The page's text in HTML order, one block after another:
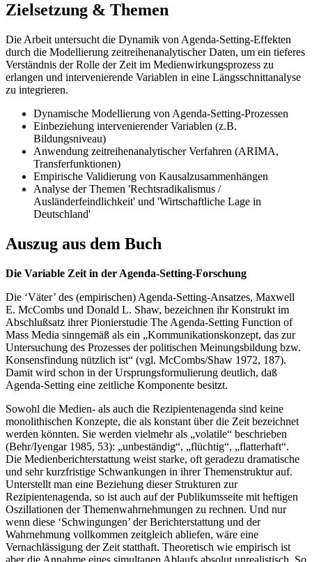
Zielsetzung & Themen
Die Arbeit untersucht die Dynamik von Agenda-Setting-Effekten
durch die Modellierung zeitreihenanalytischer Daten, um ein tieferes
Verständnis der Rolle der Zeit im Medienwirkungsprozess zu
erlangen und intervenierende Variablen in eine Längsschnittanalyse
zu integrieren.
Dynamische Modellierung von Agenda-Setting-Prozessen
Einbeziehung intervenierender Variablen (z.B.
Bildungsniveau)
Anwendung zeitreihenanalytischer Verfahren (ARIMA,
Transferfunktionen)
Empirische Validierung von Kausalzusammenhängen
Analyse der Themen 'Rechtsradikalismus /
Ausländerfeindlichkeit' und 'Wirtschaftliche Lage in
Deutschland'
Auszug aus dem Buch
Die Variable Zeit in der Agenda-Setting-Forschung
Die ‘Väter’ des (empirischen) Agenda-Setting-Ansatzes, Maxwell
E. McCombs und Donald L. Shaw, bezeichnen ihr Konstrukt im
Abschlußsatz ihrer Pionierstudie The Agenda-Setting Function of
Mass Media sinngemäß als ein „Kommunikationskonzept, das zur
Untersuchung des Prozesses der politischen Meinungsbildung bzw.
Konsensfindung nützlich ist“ (vgl. McCombs/Shaw 1972, 187).
Damit wird schon in der Ursprungsformulierung deutlich, daß
Agenda-Setting eine zeitliche Komponente besitzt.
Sowohl die Medien- als auch die Rezipientenagenda sind keine
monolithischen Konzepte, die als konstant über die Zeit bezeichnet
werden könnten. Sie werden vielmehr als „volatile“ beschrieben
(Behr/Iyengar 1985, 53): „unbeständig“, „flüchtig“, „flatterhaft“.
Die Medienberichterstattung weist starke, oft geradezu dramatische
und sehr kurzfristige Schwankungen in ihrer Themenstruktur auf.
Unterstellt man eine Beziehung dieser Strukturen zur
Rezipientenagenda, so ist auch auf der Publikumsseite mit heftigen
Oszillationen der Themenwahrnehmungen zu rechnen. Und nur
wenn diese ‘Schwingungen’ der Berichterstattung und der
Wahrnehmung vollkommen zeitgleich abliefen, wäre eine
Vernachlässigung der Zeit statthaft. Theoretisch wie empirisch ist